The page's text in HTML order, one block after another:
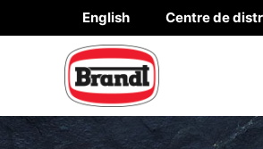
au
English Centre de